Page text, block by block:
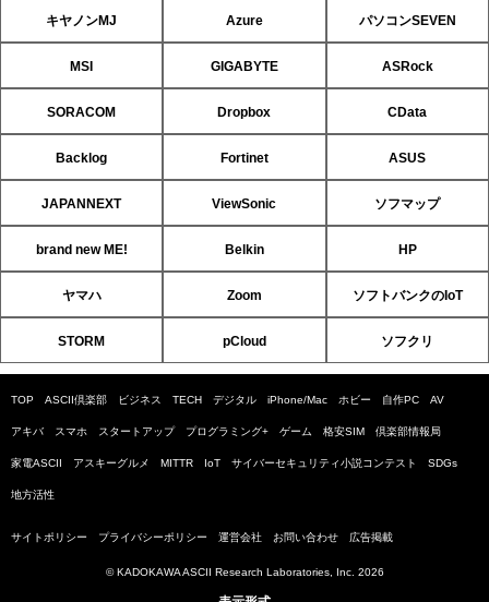
キヤノンMJ Azure パソコンSEVEN
MSI GIGABYTE ASRock
SORACOM Dropbox CData
Backlog Fortinet ASUS
JAPANNEXT ViewSonic ソフマップ
brand new ME! Belkin HP
ヤマハ Zoom ソフトバンクのIoT
STORM pCloud ソフクリ
TOP ASCII倶楽部 ビジネス TECH デジタル iPhone/Mac ホビー 自作PC AV
アキバ スマホ スタートアップ プログラミング+ ゲーム 格安SIM 倶楽部情報局
家電ASCII アスキーグルメ MITTR IoT サイバーセキュリティ小説コンテスト SDGs
地方活性
サイトポリシー プライバシーポリシー 運営会社 お問い合わせ 広告掲載
© KADOKAWA ASCII Research Laboratories, Inc. 2026